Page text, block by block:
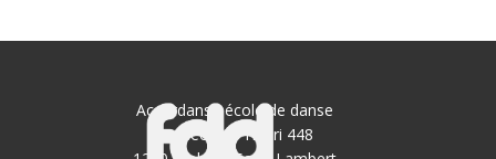
Accordanse école de danse
Av Georges Henri 448